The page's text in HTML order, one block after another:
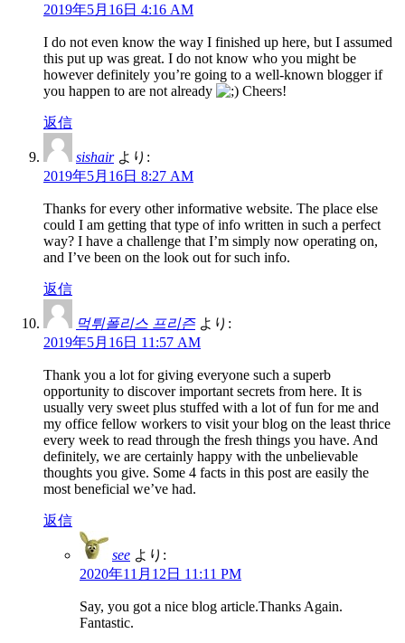
2019年5月16日 4:16 AM
I do not even know the way I finished up here, but I assumed
this put up was great. I do not know who you might be
however definitely you’re going to a well-known blogger if
you happen to are not already
Cheers!
返信
sishair より:
2019年5月16日 8:27 AM
Thanks for every other informative website. The place else
could I am getting that type of info written in such a perfect
way? I have a challenge that I’m simply now operating on,
and I’ve been on the look out for such info.
返信
먹튀폴리스 프리즌 より:
2019年5月16日 11:57 AM
Thank you a lot for giving everyone such a superb
opportunity to discover important secrets from here. It is
usually very sweet plus stuffed with a lot of fun for me and
my office fellow workers to visit your blog on the least thrice
every week to read through the fresh things you have. And
definitely, we are certainly happy with the unbelievable
thoughts you give. Some 4 facts in this post are easily the
most beneficial we’ve had.
返信
see より:
2020年11月12日 11:11 PM
Say, you got a nice blog article.Thanks Again.
Fantastic.